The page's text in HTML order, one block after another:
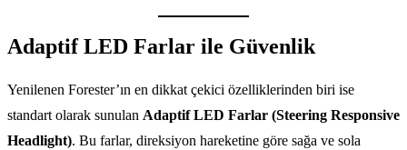
Adaptif LED Farlar ile Güvenlik
Yenilenen Forester’ın en dikkat çekici özelliklerinden biri ise
standart olarak sunulan Adaptif LED Farlar (Steering Responsive
Headlight). Bu farlar, direksiyon hareketine göre sağa ve sola